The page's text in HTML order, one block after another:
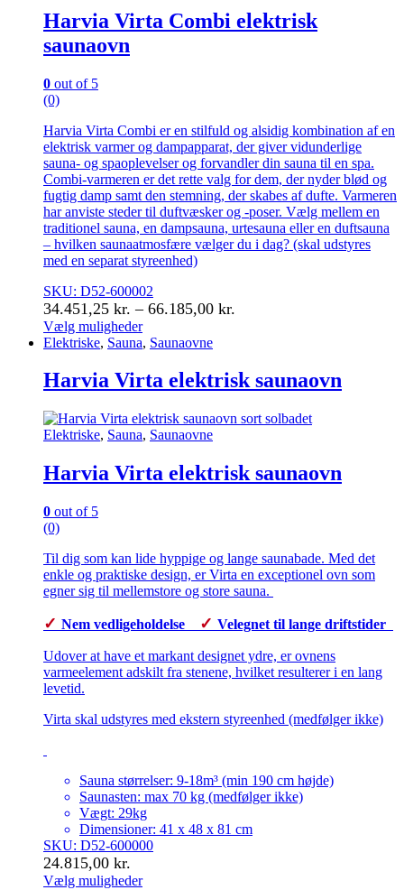
Harvia Virta Combi elektrisk
saunaovn
0 out of 5
(0)
Harvia Virta Combi er en stilfuld og alsidig kombination af en
elektrisk varmer og dampapparat, der giver vidunderlige
sauna- og spaoplevelser og forvandler din sauna til en spa.
Combi-varmeren er det rette valg for dem, der nyder blød og
fugtig damp samt den stemning, der skabes af dufte. Varmeren
har anviste steder til duftvæsker og -poser. Vælg mellem en
traditionel sauna, en dampsauna, urtesauna eller en duftsauna
– hvilken saunaatmosfære vælger du i dag? (skal udstyres
med en separat styreenhed)
SKU: D52-600002
34.451,25 kr. – 66.185,00 kr.
Vælg muligheder
Dette
har
flere
Mulighederne
kan
på
varesiden
Elektriske, Sauna, Saunaovne
Harvia Virta elektrisk saunaovn
Elektriske, Sauna, Saunaovne
Harvia Virta elektrisk saunaovn
0 out of 5
(0)
Til dig som kan lide hyppige og lange saunabade. Med det
enkle og praktiske design, er Virta en exceptionel ovn som
egner sig til mellemstore og store sauna.
✓ Nem vedligeholdelse ✓ Velegnet til lange driftstider
Udover at have et markant designet ydre, er ovnens
varmeelement adskilt fra stenene, hvilket resulterer i en lang
levetid.
Virta skal udstyres med ekstern styreenhed (medfølger ikke)
Sauna størrelser: 9-18m³ (min 190 cm højde)
Saunasten: max 70 kg (medfølger ikke)
Vægt: 29kg
Dimensioner: 41 x 48 x 81 cm
SKU: D52-600000
24.815,00 kr.
Vælg muligheder